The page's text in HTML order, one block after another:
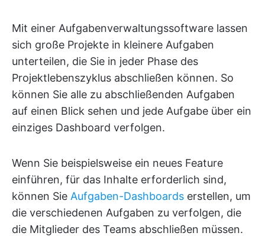
Mit einer Aufgabenverwaltungssoftware lassen
sich große Projekte in kleinere Aufgaben
unterteilen, die Sie in jeder Phase des
Projektlebenszyklus abschließen können. So
können Sie alle zu abschließenden Aufgaben
auf einen Blick sehen und jede Aufgabe über ein
einziges Dashboard verfolgen.
Wenn Sie beispielsweise ein neues Feature
einführen, für das Inhalte erforderlich sind,
können Sie Aufgaben-Dashboards erstellen, um
die verschiedenen Aufgaben zu verfolgen, die
die Mitglieder des Teams abschließen müssen.